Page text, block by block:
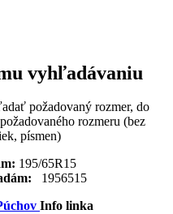
vyhľadávaniu
požadovaný rozmer, do
rozmeru (bez
písmen)
195/65R15
1956515
Info linka